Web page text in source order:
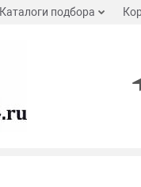
Каталоги подбора